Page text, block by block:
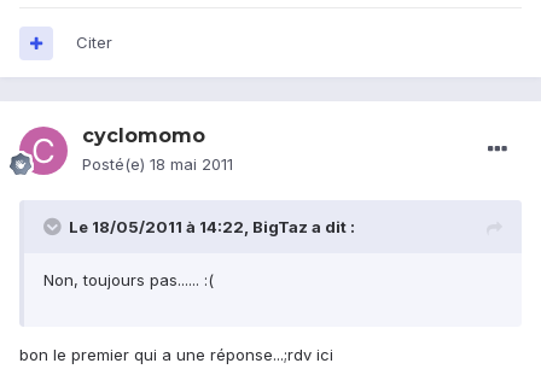
Citer
cyclomomo
Posté(e) 18 mai 2011
Le 18/05/2011 à 14:22, BigTaz a dit :
Non, toujours pas...... :(
bon le premier qui a une réponse...;rdv ici